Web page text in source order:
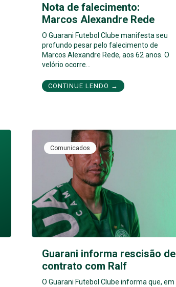
Nota de falecimento:
Marcos Alexandre Rede
O Guarani Futebol Clube manifesta seu
profundo pesar pelo falecimento de
Marcos Alexandre Rede, aos 62 anos. O
velório ocorre…
CONTINUE LENDO →
Comunicados
Guarani informa rescisão de
contrato com Ralf
O Guarani Futebol Clube informa que, em